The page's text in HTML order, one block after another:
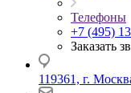
Телефоны
+7 (495)
Заказать
119361, г.